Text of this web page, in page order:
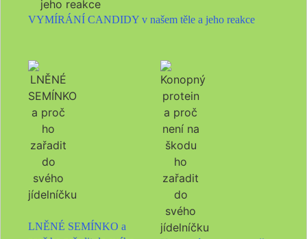
VYMÍRÁNÍ CANDIDY v našem těle a jeho reakce
LNĚNÉ SEMÍNKO a